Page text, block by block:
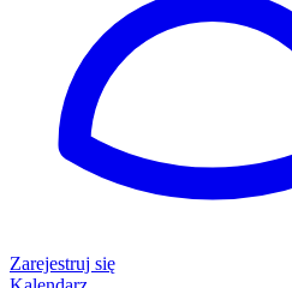
Zarejestruj się